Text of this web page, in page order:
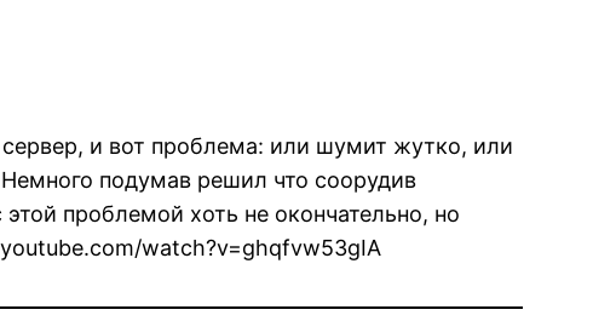
и вот проблема: или шумит жутко, или
Немного подумав решил что соорудив
проблемой хоть не окончательно, но
watch?v=ghqfvw53gIA